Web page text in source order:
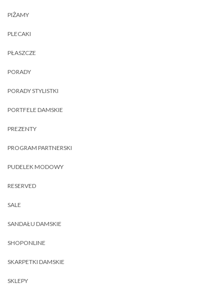
PIŻAMY
PLECAKI
PŁASZCZE
PORADY
PORADY STYLISTKI
PORTFELE DAMSKIE
PREZENTY
PROGRAM PARTNERSKI
PUDELEK MODOWY
RESERVED
SALE
SANDAŁU DAMSKIE
SHOPONLINE
SKARPETKI DAMSKIE
SKLEPY